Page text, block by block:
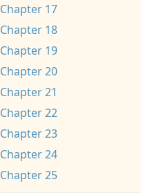
Chapter 17
Chapter 18
Chapter 19
Chapter 20
Chapter 21
Chapter 22
Chapter 23
Chapter 24
Chapter 25